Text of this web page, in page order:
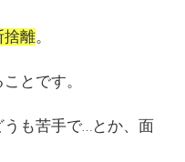
捨離。
とです。
も苦手で…とか、面